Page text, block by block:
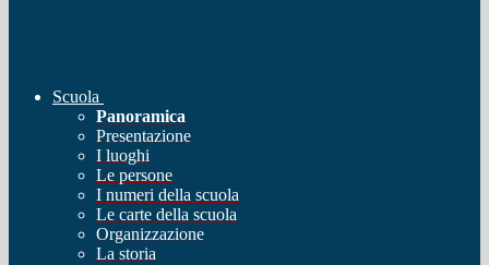
Scuola
Panoramica
Presentazione
I luoghi
Le persone
I numeri della scuola
Le carte della scuola
Organizzazione
La storia